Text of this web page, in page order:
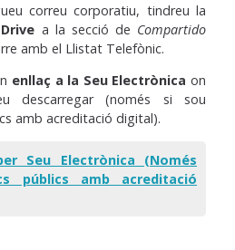
correu corporatiu, tindreu la
a la secció de Compartido
amb el Llistat Telefònic.
enllaç a la Seu Electrònica on
descarregar (només si sou
amb acreditació digital).
Seu Electrònica (Només
públics amb acreditació